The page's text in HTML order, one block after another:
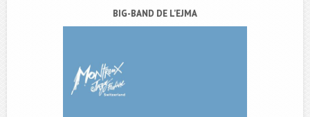
BIG-BAND DE L’EJMA